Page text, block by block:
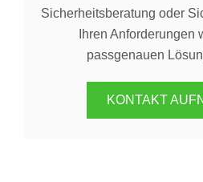
Sicherheitsberatung oder
Ihren Anforderungen
passgenauen
KONTAKT